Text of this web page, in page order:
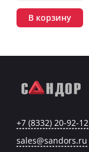
В корзину
+7 (8332) 20-92-12
sales@sandors.ru